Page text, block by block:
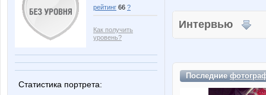
рейтинг 66 ?
Как получить
уровень?
Статистика портрета:
Интервью
Последние